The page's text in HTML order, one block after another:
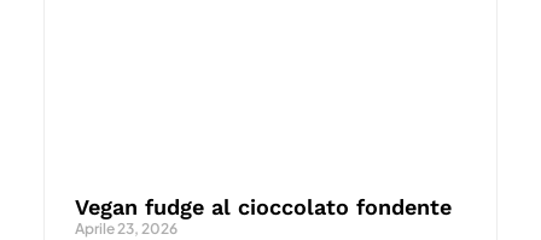
Vegan fudge al cioccolato fondente
Aprile 23, 2026